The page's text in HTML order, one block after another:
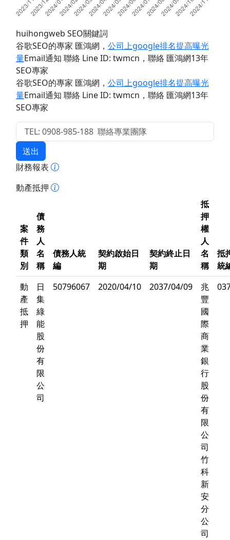
huihongweb SEO關鍵詞
谷歌SEO的專家 匯鴻網 ， 公司上google排名提高曝光
量Email通知 聯絡 Line ID: twmcn ，聯絡 匯鴻網13年
SEO專家
谷歌SEO的專家 匯鴻網 ， 公司上google排名提高曝光
量Email通知 聯絡 Line ID: twmcn ，聯絡 匯鴻網13年
SEO專家
送出
財務報表
動產抵押
案
件
類
別
債
務
人
名
稱
債務人統
編
契約啟始日
期
契約終止日
期
抵
押
權
人
名
稱
抵
統
動
產
抵
押
日
集
綠
能
股
份
有
限
公
司
50796067 2020/04/10 2037/04/09
兆
豐
國
際
商
業
銀
行
股
份
有
限
公
司
竹
科
新
安
分
公
司